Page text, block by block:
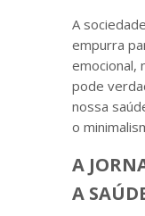
A
empurra
emocional,
pode
nossa
o
A
A